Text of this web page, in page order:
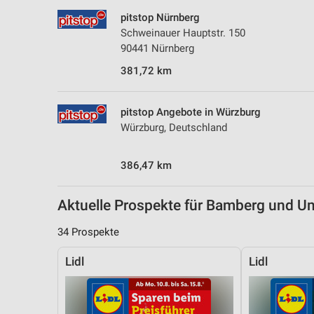
pitstop Nürnberg
Schweinauer Hauptstr. 150
90441 Nürnberg
381,72 km
pitstop Angebote in Würzburg
Würzburg, Deutschland
386,47 km
Aktuelle Prospekte für Bamberg und
34 Prospekte
Lidl Lidl
Messung der Performance von Inhalten
Analyse von Zielgruppen durch Statistiken oder Kombinationen
Entwicklung und Verbesserung der Angebote
Verwendung reduzierter Daten zur Auswahl von Inhalten
Nicht-IAB-Verarbeitungszwecke:
Notwendig
Performance